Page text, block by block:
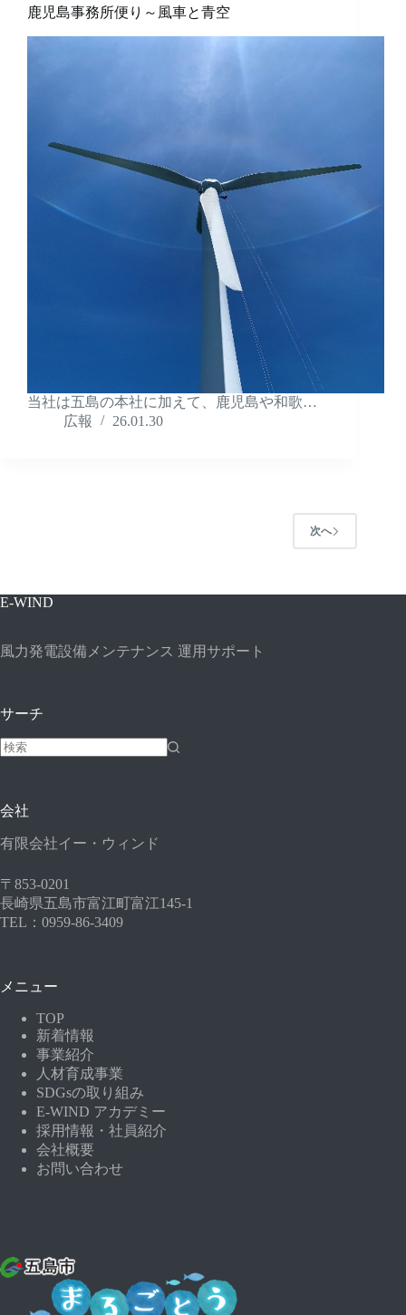
鹿児島事務所便り～風車と青空
当社は五島の本社に加えて、鹿児島や和歌…
広報
26.01.30
次へ
E-WIND
風力発電設備メンテナンス 運用サポート
サーチ
な
し
会社
有限会社イー・ウィンド
〒853-0201
長崎県五島市富江町富江145-1
TEL：0959-86-3409
メニュー
TOP
新着情報
事業紹介
人材育成事業
SDGsの取り組み
E-WIND アカデミー
採用情報・社員紹介
会社概要
お問い合わせ